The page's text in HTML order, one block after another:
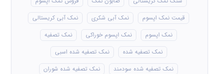
قیمت نمک اپسوم
نمک آبی شکری
نمک آبی کریستالی
نمک اپسوم
نمک اپسوم خوراکی
نمک تصفیه
نمک تصفیه شده
نمک تصفیه شده اسبی
نمک تصفیه شده سودمند
نمک تصفیه شده شوران